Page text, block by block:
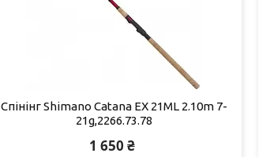
Спінінг Shimano Catana EX 21ML 2.10m 7-
21g,2266.73.78
1 650 ₴